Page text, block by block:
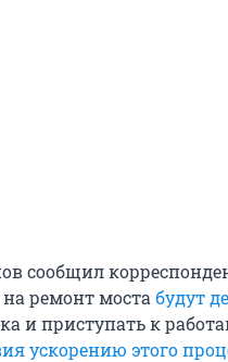
сообщил
ремонт моста будут
и приступать к
ускорению этого